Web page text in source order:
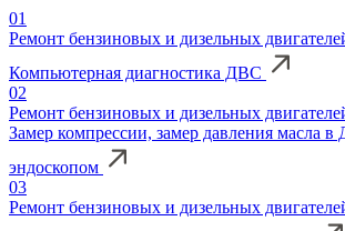
01
Ремонт бензиновых и дизельных
Компьютерная диагностика ДВС
02
Ремонт бензиновых и дизельных
Замер компрессии, замер давления масла
эндоскопом
03
Ремонт бензиновых и дизельных